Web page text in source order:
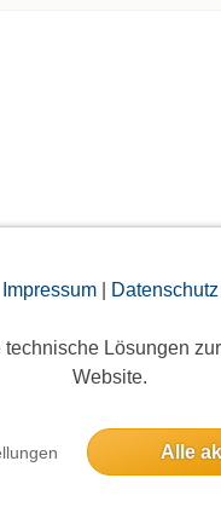
Impressum| Datenschutz
Lösungen
Website.
Alle